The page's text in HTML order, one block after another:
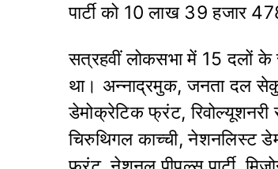
पार्टी को 10 लाख 39 हजार
सत्रहवीं लोकसभा में 15 दलों
था। अन्नाद्रमुक, जनता दल
डेमोक्रेटिक फ्रंट, रिवोल्यूशनरी
चिरुथिगल काच्ची, नेशनलिस्ट